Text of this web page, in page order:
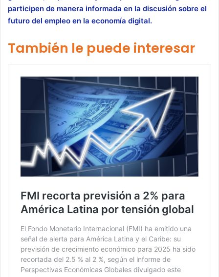
participen de manera informada en la discusión sobre el
futuro del empleo en la economía digital.
También le puede interesar